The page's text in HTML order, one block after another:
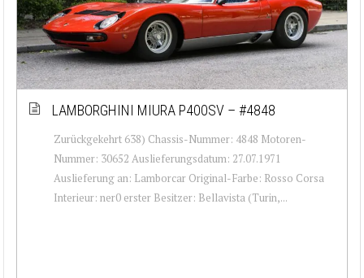
LAMBORGHINI MIURA P400SV – #4848
Zurückgekehrt 638) Chassis-Nummer: 4848 Motoren-
Nummer: 30652 Auslieferungsdatum: 27.07.1971
Auslieferung an: Lamborcar Original-Farbe: Rosso Corsa
Interieur: ner0 erster Besitzer: Bellavista (Turin,...